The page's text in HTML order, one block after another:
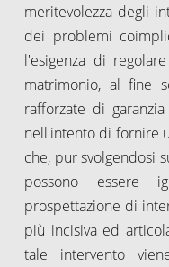
meritevolezza degli
dei problemi
l'esigenza di
matrimonio, al fine
rafforzate di
nell'intento di fornire
che, pur svolgendosi
possono essere
prospettazione di
più incisiva ed
tale intervento